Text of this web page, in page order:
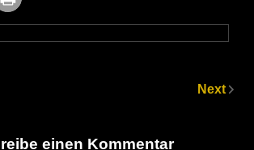
Next
einen Kommentar